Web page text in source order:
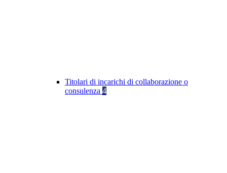
Titolari di incarichi di collaborazione o
consulenza 4